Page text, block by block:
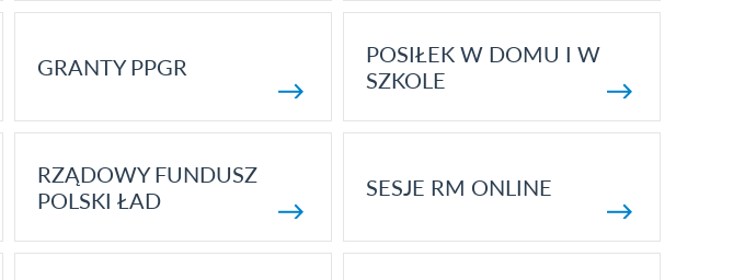
GRANTY PPGR
POSIŁEK W DOMU I W
SZKOLE
RZĄDOWY FUNDUSZ
POLSKI ŁAD
SESJE RM ONLINE